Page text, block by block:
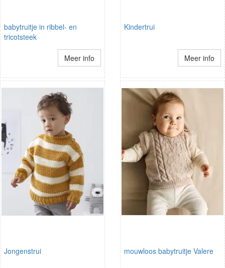
babytruitje in ribbel- en
tricotsteek
Meer info
Kindertrui
Meer info
Jongenstrui mouwloos babytruitje Valere